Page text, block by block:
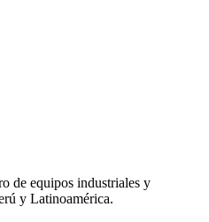
de equipos industriales y
y Latinoamérica.